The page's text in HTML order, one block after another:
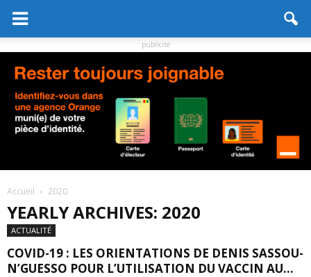
publicité
Accueil 2020
YEARLY ARCHIVES: 2020
ACTUALITÉ
COVID-19 : LES ORIENTATIONS DE DENIS SASSOU-
N’GUESSO POUR L’UTILISATION DU VACCIN AU...